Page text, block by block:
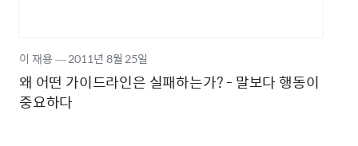
왜 어떤 가이드라인은 실패하는가? - 말보다 행동이
중요하다
이 재용―2011년 8월 25일